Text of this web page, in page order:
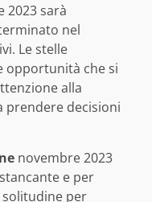
2023 sarà
nel
Le stelle
opportunità che si
alla
prendere decisioni
novembre 2023
e per
per